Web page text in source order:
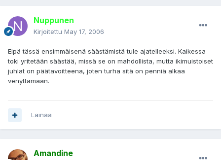
Nuppunen
Kirjoitettu May 17, 2006
Eipä tässä ensimmäisenä säästämistä tule ajatelleeksi. Kaikessa
toki yritetään säästää, missä se on mahdollista, mutta ikimuistoiset
juhlat on päätavoitteena, joten turha sitä on penniä alkaa
venyttämään.
Lainaa
Amandine